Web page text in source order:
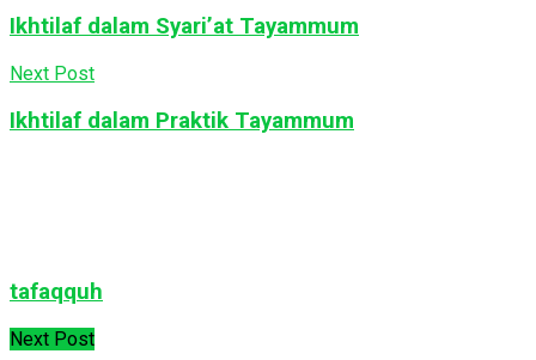
Ikhtilaf dalam Syari’at Tayammum
Next Post
Ikhtilaf dalam Praktik Tayammum
tafaqquh
Next Post